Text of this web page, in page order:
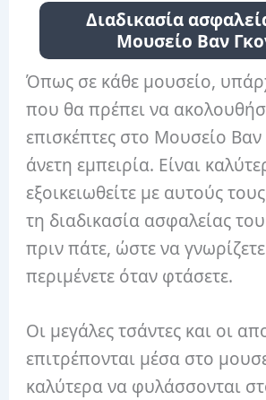
Διαδικασία
Μουσείο Βαν
Όπως σε κάθε μουσείο,
που θα πρέπει να
επισκέπτες στο Μουσείο Βαν
άνετη εμπειρία. Είναι
εξοικειωθείτε με αυτούς
τη διαδικασία ασφαλείας
πριν πάτε, ώστε να
περιμένετε όταν φτάσετε.
Οι μεγάλες τσάντες και οι
επιτρέπονται μέσα στο
καλύτερα να φυλάσσονται